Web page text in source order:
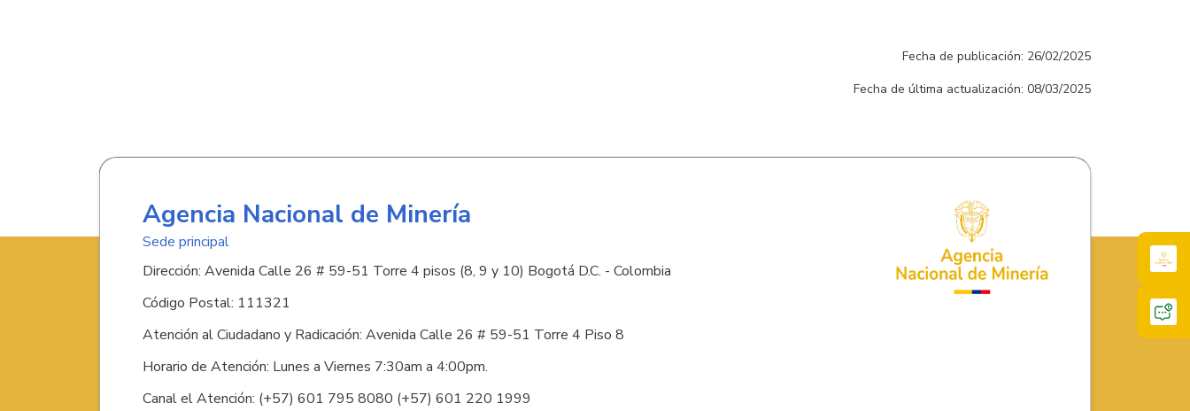
Fecha de publicación: 26/02/2025
Fecha de última actualización: 08/03/2025
Agencia Nacional de Minería
Sede principal
Dirección: Avenida Calle 26 # 59-51 Torre 4 pisos (8, 9 y 10) Bogotá D.C. - Colombia
Código Postal: 111321
Atención al Ciudadano y Radicación: Avenida Calle 26 # 59-51 Torre 4 Piso 8
Horario de Atención: Lunes a Viernes 7:30am a 4:00pm.
Canal el Atención: (+57) 601 795 8080 (+57) 601 220 1999